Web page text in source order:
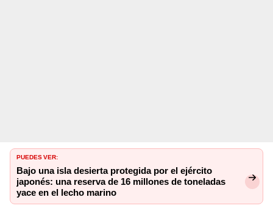
PUEDES VER:
Bajo una isla desierta protegida por el ejército
japonés: una reserva de 16 millones de toneladas
yace en el lecho marino